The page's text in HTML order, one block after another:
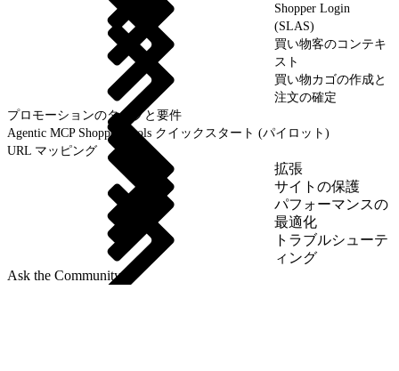
Shopper Login
(SLAS)
買い物客のコンテキ
スト
買い物カゴの作成と
注文の確定
プロモーションのタイプと要件
Agentic MCP Shopper Tools クイックスタート (パイロット)
URL マッピング
拡張
サイトの保護
パフォーマンスの
最適化
トラブルシューテ
ィング
Ask the Community